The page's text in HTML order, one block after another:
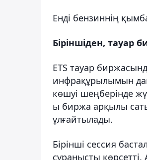
Енді бензиннің
Біріншіден, тауар
ETS тауар
инфрақұрылымын
көшуі шеңберінде
ы биржа арқылы
ұлғайтылады.
Бірінші сессия
сұранысты